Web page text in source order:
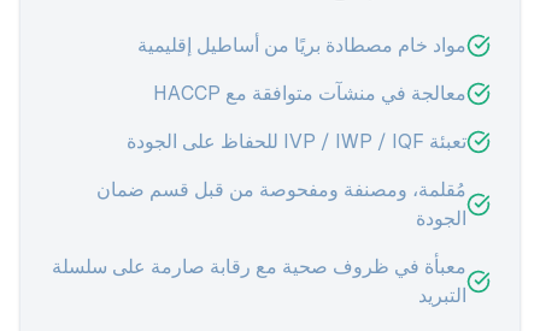
مواد خام مصطادة بريًا من أساطيل إقليمية
معالجة في منشآت متوافقة مع HACCP
تعبئة IVP / IWP / IQF للحفاظ على الجودة
مُقلمة، ومصنفة ومفحوصة من قبل قسم ضمان
الجودة
معبأة في ظروف صحية مع رقابة صارمة على سلسلة
التبريد